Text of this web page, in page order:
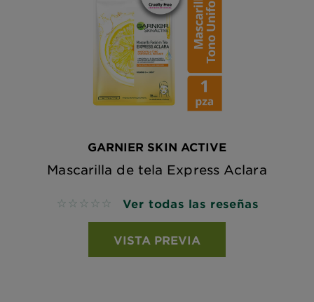
GARNIER SKIN ACTIVE
Mascarilla de tela Express Aclara
No reviews Ver todas las reseñas
VISTA PREVIA